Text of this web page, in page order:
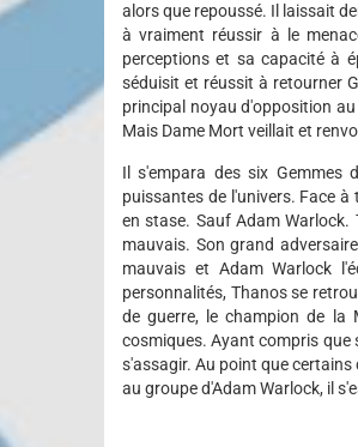
alors que repoussé. Il laissait
à vraiment réussir à le
perceptions et sa capacité à
séduisit et réussit à retourner
principal noyau d'opposition
Mais Dame Mort veillait et
Il s'empara des six Gemmes
puissantes de l'univers. Face
en stase. Sauf Adam Warlock.
mauvais. Son grand
mauvais et Adam Warlock
personnalités, Thanos se
de guerre, le champion de la
cosmiques. Ayant compris que
s'assagir. Au point que certains
au groupe d'Adam Warlock, il